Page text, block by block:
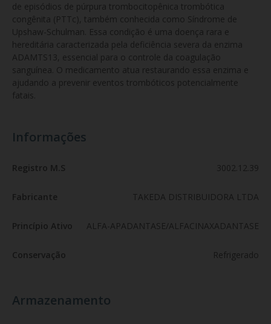
de episódios de púrpura trombocitopênica trombótica
congênita (PTTc), também conhecida como Síndrome de
Upshaw-Schulman. Essa condição é uma doença rara e
hereditária caracterizada pela deficiência severa da enzima
ADAMTS13, essencial para o controle da coagulação
sanguínea. O medicamento atua restaurando essa enzima e
ajudando a prevenir eventos trombóticos potencialmente
fatais.
Informações
Registro M.S 3002.12.39
Fabricante TAKEDA DISTRIBUIDORA LTDA
Princípio Ativo ALFA-APADANTASE/ALFACINAXADANTASE
Conservação Refrigerado
Armazenamento